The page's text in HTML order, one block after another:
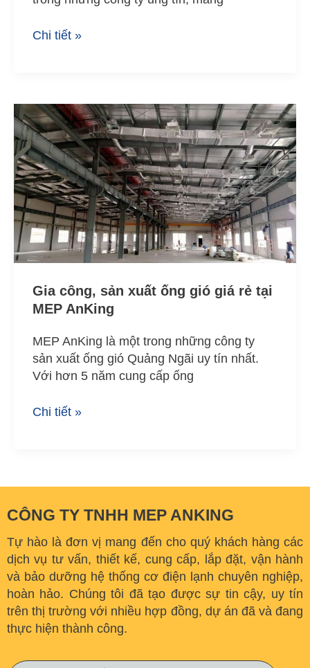
Chi tiết »
Gia công, sản xuất ống gió giá rẻ tại
MEP AnKing
MEP AnKing là một trong những công ty
sản xuất ống gió Quảng Ngãi uy tín nhất.
Với hơn 5 năm cung cấp ống
Gia
công,
sản
xuất
ống
gió
giá
rẻ
tại
MEP
AnKing
Chi tiết »
CÔNG TY TNHH MEP ANKING
Tự hào là đơn vị mang đến cho quý khách hàng các
dịch vụ tư vấn, thiết kế, cung cấp, lắp đặt, vận hành
và bảo dưỡng hệ thống cơ điện lạnh chuyên nghiệp,
hoàn hảo. Chúng tôi đã tạo được sự tin cậy, uy tín
trên thị trường với nhiều hợp đồng, dự án đã và đang
thực hiện thành công.